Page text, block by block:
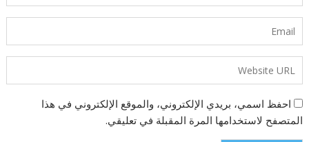
احفظ اسمي، بريدي الإلكتروني، والموقع الإلكتروني في هذا
المتصفح لاستخدامها المرة المقبلة في تعليقي.